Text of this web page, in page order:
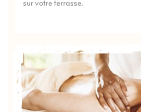
sur votre terrasse.